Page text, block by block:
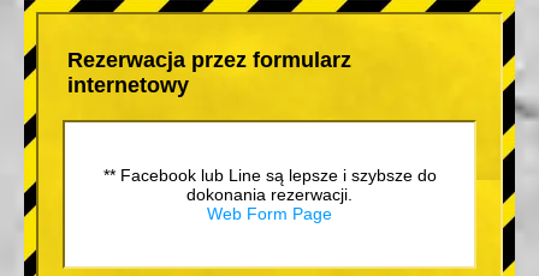
Rezerwacja przez formularz
internetowy
** Facebook lub Line są lepsze i szybsze do
dokonania rezerwacji.
Web Form Page